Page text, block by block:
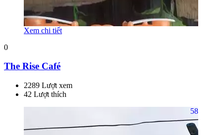
Xem chi tiết
0
The Rise Café
2289 Lượt xem
42 Lượt thích
58